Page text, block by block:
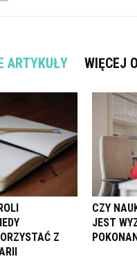
ARTYKUŁY WIĘCEJ
Z
CZY
JEST